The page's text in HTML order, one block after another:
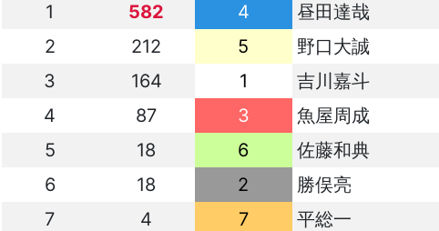
1
582 4
昼田達哉
2
212 5
野口大誠
3
164 1
吉川嘉斗
4
87 3
魚屋周成
5
18 6
佐藤和典
6
18 2
勝俣亮
7
4 7
平総一